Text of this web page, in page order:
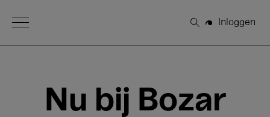
Open Menu
Zoeken
Inloggen
Nu bij Bozar